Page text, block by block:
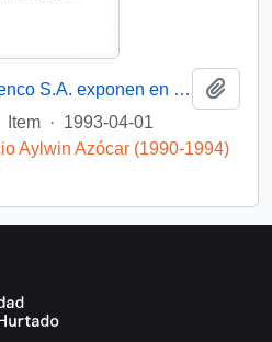
[Trabajadores de Lozapenco S.A. exponen en relación pago de remuneraciones e indemnizaciones y solicitan gestión]
Item · 1993-04-01
Aylwin Azócar (1990-1994)